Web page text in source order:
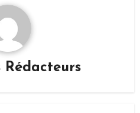
Rédacteurs